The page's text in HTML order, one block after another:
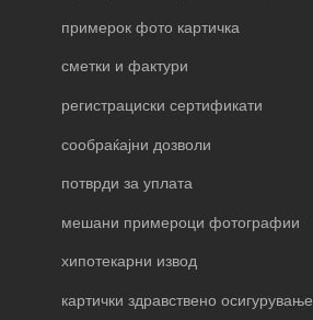
примерок фото картичка
сметки и фактури
регистрациски сертификати
сообраќајни дозволи
потврди за уплата
мешани примероци фотографии
хипотекарни извод
картички здравствено осигурување